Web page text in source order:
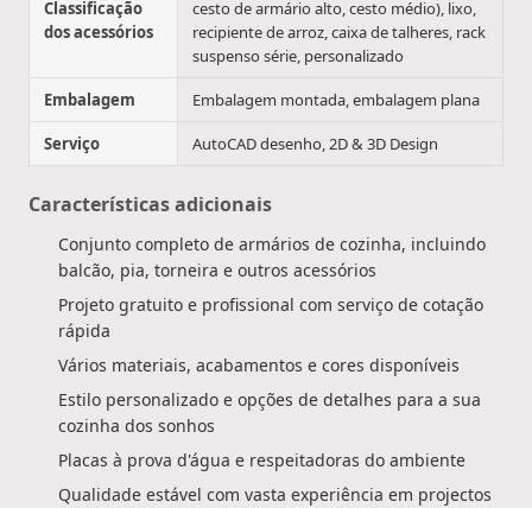
Classificação
dos acessórios
cesto de armário alto, cesto médio), lixo,
recipiente de arroz, caixa de talheres, rack
suspenso série, personalizado
Embalagem Embalagem montada, embalagem plana
Serviço AutoCAD desenho, 2D & 3D Design
Características adicionais
Conjunto completo de armários de cozinha, incluindo
balcão, pia, torneira e outros acessórios
Projeto gratuito e profissional com serviço de cotação
rápida
Vários materiais, acabamentos e cores disponíveis
Estilo personalizado e opções de detalhes para a sua
cozinha dos sonhos
Placas à prova d'água e respeitadoras do ambiente
Qualidade estável com vasta experiência em projectos